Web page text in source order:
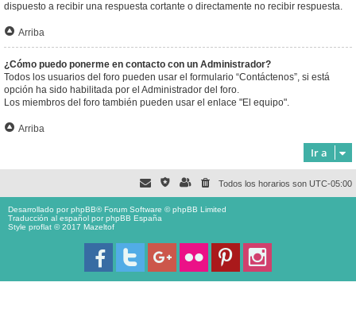
dispuesto a recibir una respuesta cortante o directamente no recibir respuesta.
Arriba
¿Cómo puedo ponerme en contacto con un Administrador?
Todos los usuarios del foro pueden usar el formulario “Contáctenos”, si está
opción ha sido habilitada por el Administrador del foro.
Los miembros del foro también pueden usar el enlace "El equipo".
Arriba
Ir a
Todos los horarios son UTC-05:00
Desarrollado porphpBB® Forum Software © phpBB Limited
Traducción al español porphpBB España
Style proflat © 2017 Mazeltof